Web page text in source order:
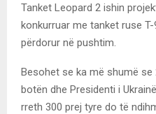
Tanket Leopard 2 ishin
konkurruar me tanket ruse
përdorur në pushtim.
Besohet se ka më shumë se
botën dhe Presidenti i
rreth 300 prej tyre do të